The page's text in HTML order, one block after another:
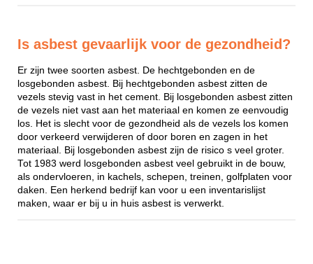
Is asbest gevaarlijk voor de gezondheid?
Er zijn twee soorten asbest. De hechtgebonden en de
losgebonden asbest. Bij hechtgebonden asbest zitten de
vezels stevig vast in het cement. Bij losgebonden asbest zitten
de vezels niet vast aan het materiaal en komen ze eenvoudig
los. Het is slecht voor de gezondheid als de vezels los komen
door verkeerd verwijderen of door boren en zagen in het
materiaal. Bij losgebonden asbest zijn de risico s veel groter.
Tot 1983 werd losgebonden asbest veel gebruikt in de bouw,
als ondervloeren, in kachels, schepen, treinen, golfplaten voor
daken. Een herkend bedrijf kan voor u een inventarislijst
maken, waar er bij u in huis asbest is verwerkt.